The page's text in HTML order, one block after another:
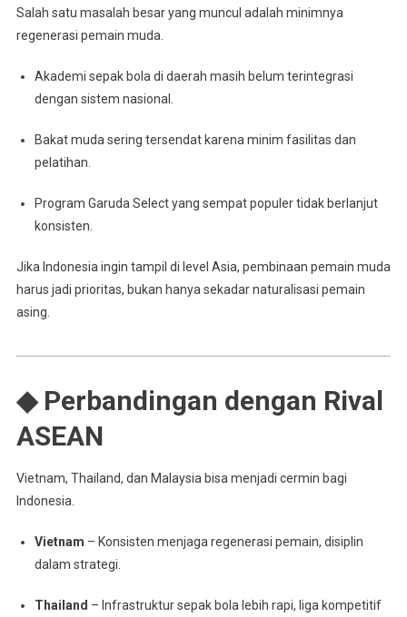
Salah satu masalah besar yang muncul adalah minimnya
regenerasi pemain muda.
Akademi sepak bola di daerah masih belum terintegrasi
dengan sistem nasional.
Bakat muda sering tersendat karena minim fasilitas dan
pelatihan.
Program Garuda Select yang sempat populer tidak berlanjut
konsisten.
Jika Indonesia ingin tampil di level Asia, pembinaan pemain muda
harus jadi prioritas, bukan hanya sekadar naturalisasi pemain
asing.
◆ Perbandingan dengan Rival
ASEAN
Vietnam, Thailand, dan Malaysia bisa menjadi cermin bagi
Indonesia.
Vietnam – Konsisten menjaga regenerasi pemain, disiplin
dalam strategi.
Thailand – Infrastruktur sepak bola lebih rapi, liga kompetitif